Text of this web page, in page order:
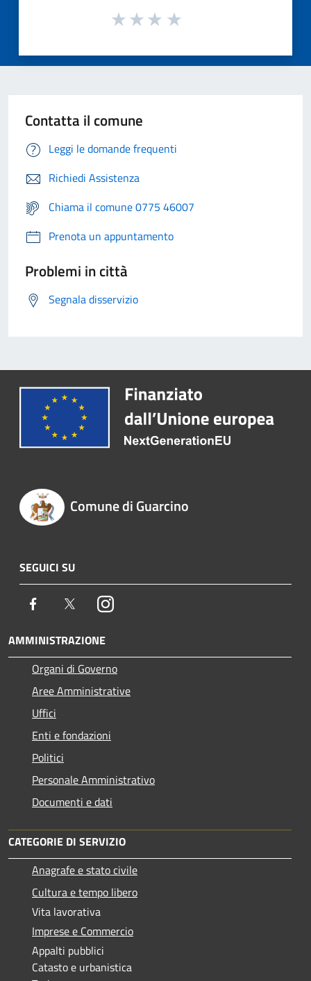
Contatta il comune
Leggi le domande frequenti
Richiedi Assistenza
Chiama il comune 0775 46007
Prenota un appuntamento
Problemi in città
Segnala disservizio
Comune di Guarcino
SEGUICI SU
Facebook TwitterInstagram
AMMINISTRAZIONE
Organi di Governo
Aree Amministrative
Uffici
Enti e fondazioni
Politici
Personale Amministrativo
Documenti e dati
CATEGORIE DI SERVIZIO
Anagrafe e stato civile
Cultura e tempo libero
Vita lavorativa
Imprese e Commercio
Appalti pubblici
Catasto e urbanistica